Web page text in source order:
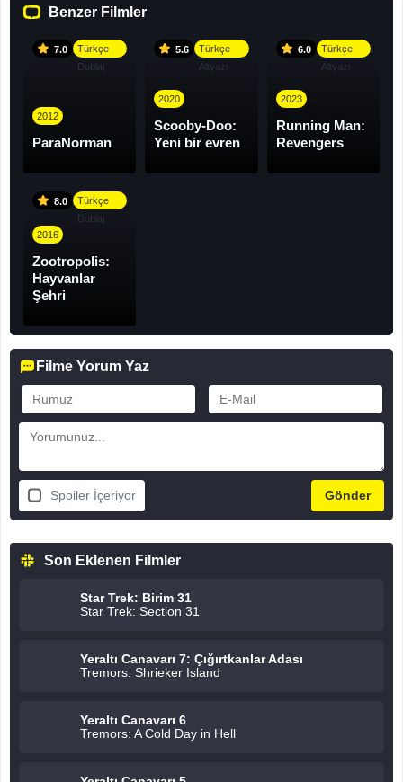
Benzer Filmler
7.0
Türkçe
Dublaj
2012
ParaNorman
5.6
Türkçe
Altyazı
2020
Scooby-Doo:
Yeni bir evren
6.0
Türkçe
Altyazı
2023
Running Man:
Revengers
8.0
Türkçe
Dublaj
2016
Zootropolis:
Hayvanlar
Şehri
Filme Yorum Yaz
Spoiler İçeriyor
Son Eklenen Filmler
Star Trek: Birim 31
Star Trek: Section 31
Yeraltı Canavarı 7: Çığırtkanlar Adası
Tremors: Shrieker Island
Yeraltı Canavarı 6
Tremors: A Cold Day in Hell